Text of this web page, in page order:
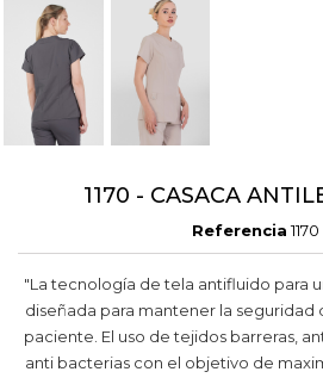
1170 - CASACA
Referencia 1170
"La tecnología de tela antifluido para
diseñada para mantener la seguridad
paciente. El uso de tejidos barreras,
anti bacterias con el objetivo de